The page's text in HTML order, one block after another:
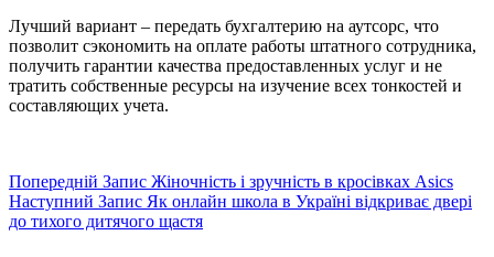
Лучший вариант – передать бухгалтерию на аутсорс, что
позволит сэкономить на оплате работы штатного сотрудника,
получить гарантии качества предоставленных услуг и не
тратить собственные ресурсы на изучение всех тонкостей и
составляющих учета.
Попередній Запис Жіночність і зручність в кросівках Asics
Наступний Запис Як онлайн школа в Україні відкриває двері
до тихого дитячого щастя